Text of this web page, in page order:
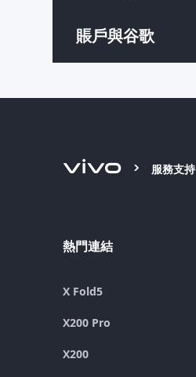
賬戶與谷歌
服務支持
熱門連結
X Fold5
X200 Pro
X200